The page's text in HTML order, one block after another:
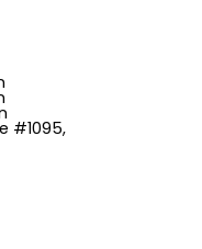
#1095,